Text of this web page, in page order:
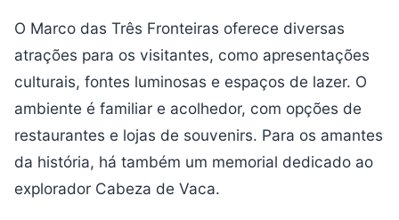
O Marco das Três Fronteiras oferece diversas
atrações para os visitantes, como apresentações
culturais, fontes luminosas e espaços de lazer. O
ambiente é familiar e acolhedor, com opções de
restaurantes e lojas de souvenirs. Para os amantes
da história, há também um memorial dedicado ao
explorador Cabeza de Vaca.